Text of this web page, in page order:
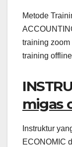
Metode
training
training
migas
Instruktur
ECONOMIC